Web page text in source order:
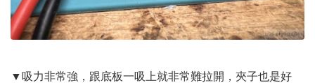
▼吸力非常強，跟底板一吸上就非常難拉開，夾子也是好